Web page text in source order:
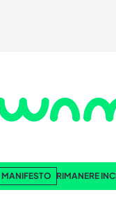
MANIFESTO RIMANERE